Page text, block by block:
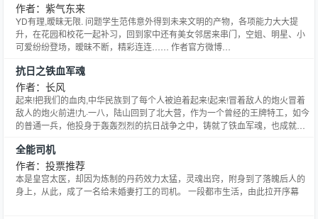
作者：紫气东来
YD有理,暧昧无限. 问题学生范伟意外得到未来文明的产物，各项能力大大提
升，在花园和校花一起补习，回到家中还有美女邻居来串门，空姐、明星、小
可爱纷纷登场，暧昧不断，精彩连连…… 作者官方微博
抗日之铁血军魂
作者：长风
起来!把我们的血肉,中华民族到了每个人被迫着起来!起来!冒着敌人的炮火冒着
敌人的炮火前进!九·一八，陆山回到了北大营，作为一个曾经的王牌特工，如今
的普通一兵，他投身于轰轰烈烈的抗日战争之中，铸就了铁血军魂，也成就了
全能司机
作者：投票推荐
本是皇宫太医，却因为炼制的丹药效力太猛，灵魂出窍，附身到了落魄后人的
身上，从此，成了一名给未婚妻打工的司机。 一段都市生活，由此拉开序幕